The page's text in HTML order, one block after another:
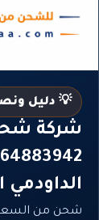
💡 دليل
شركة
شحن من